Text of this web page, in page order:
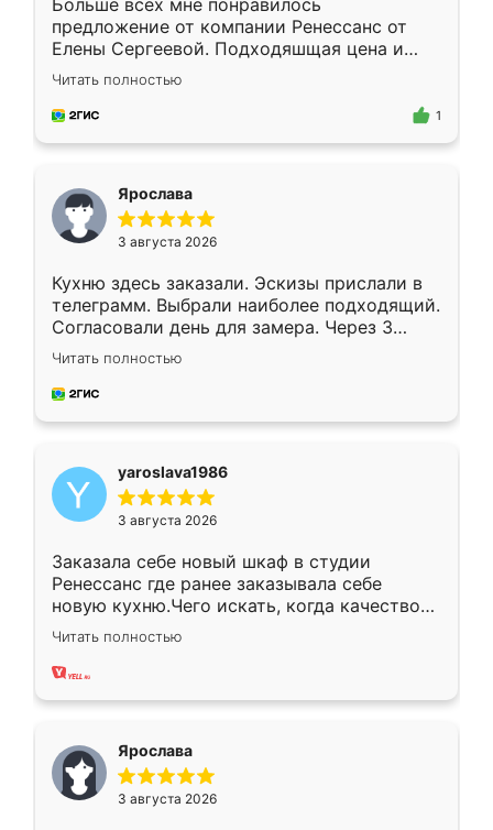
Больше всех мне понравилось
предложение от компании Ренессанс от
Елены Сергеевой. Подходяшщая цена и
короткие сроки изготовления. Приехавший
для замера сотрудник Владислав
предложил по моему эскизу самый
Читать полностью
1
Ярослава
3 августа 2026
Кухню здесь заказали. Эскизы прислали в
телеграмм. Выбрали наиболее подходящий.
Согласовали день для замера. Через 3
недели кухня была уже готова. Остались
довольны работой. Спасибо Ренессанс
мебель за качественную работу!
Читать полностью
yaroslava1986
3 августа 2026
Заказала себе новый шкаф в студии
Ренессанс где ранее заказывала себе
новую кухню.Чего искать, когда качеством
вполне довольна. Служит кухня уже почти
два года, нареканий нет.
Читать полностью
Ярослава
3 августа 2026